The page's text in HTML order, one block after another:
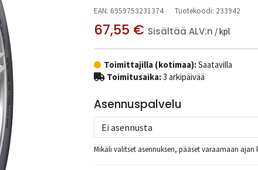
EAN: 6959753231374 Tuotekoodi: 233942
67,55 € Sisältää ALV:n / kpl
Toimittajilla (kotimaa):Saatavilla
Toimitusaika:3 arkipäivää
Asennuspalvelu
Mikäli valitset asennuksen, pääset varaamaan ajan